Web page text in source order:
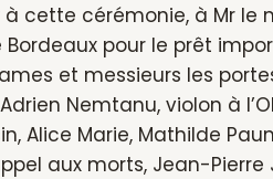
cette cérémonie, à Mr le
pour le prêt
et messieurs les
Nemtanu, violon à
Alice Marie, Mathilde
aux morts, Jean-